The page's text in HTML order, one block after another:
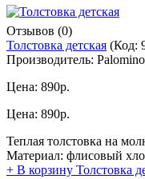
Отзывов (0)
Толстовка детская (Код:
Производитель:
Цена: 890р.
Цена: 890р.
Теплая толстовка на
Материал: флисовый
+ В корзину Толстовка